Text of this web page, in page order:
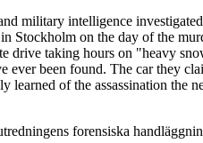
military intelligence
on the day of the
drive taking hours on "heavy
been found. The car they
of the assassination the
forensiska